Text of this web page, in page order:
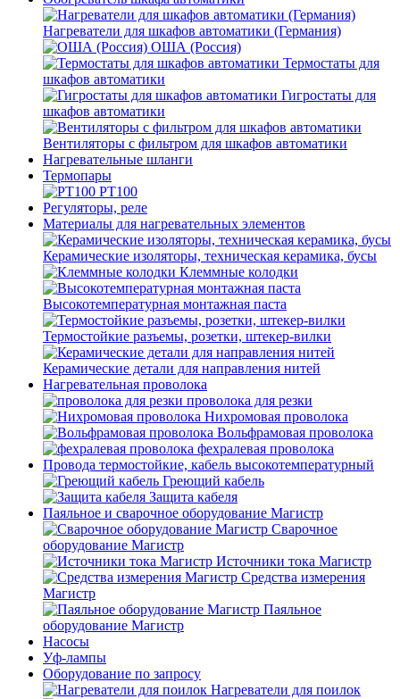
Нагреватели для шкафов автоматики (Германия)
ОША (Россия)
Термостаты для
шкафов автоматики
Гигростаты для
шкафов автоматики
Вентиляторы с фильтром для шкафов автоматики
Нагревательные шланги
Термопары
PT100
Регуляторы, реле
Материалы для нагревательных элементов
Керамические изоляторы, техническая керамика, бусы
Клеммные колодки
Высокотемпературная монтажная паста
Термостойкие разъемы, розетки, штекер-вилки
Керамические детали для направления нитей
Нагревательная проволока
проволока для резки
Нихромовая проволока
Вольфрамовая проволока
фехралевая проволока
Провода термостойкие, кабель высокотемпературный
Греющий кабель
Защита кабеля
Паяльное и сварочное оборудование Магистр
Сварочное
оборудование Магистр
Источники тока Магистр
Средства измерения
Магистр
Паяльное
оборудование Магистр
Насосы
Уф-лампы
Оборудование по запросу
Нагреватели для поилок